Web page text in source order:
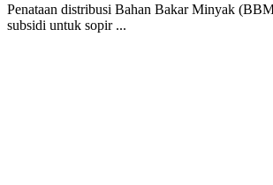
Penataan distribusi Bahan Bakar Minyak
subsidi untuk sopir ...